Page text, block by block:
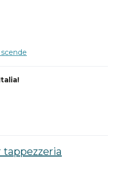
tappezzeria